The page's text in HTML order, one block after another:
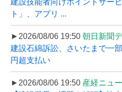
ト」、アプリ ...
►2026/08/06 19:50 朝日新聞
建設石綿訴訟、さいたまで一
円超支払い
►2026/08/06 19:50 産経ニュ